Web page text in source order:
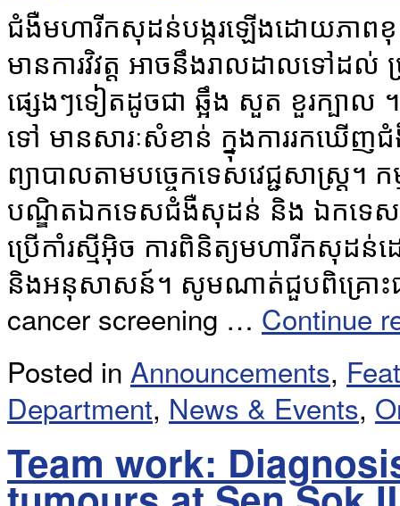
ជំងឺមហារីកសុដន់បង្ករឡើងដោយភាព
មានការវិវត្ត អាចនឹងរាលដាលទៅដ
ផ្សេងៗទៀតដូចជា ឆ្អឹង សួត ខួរក្បា
ទៅ មានសារៈសំខាន់ ក្នុងការរកឃ
ព្យាបាលតាមបច្ចេកទេសវេជ្ជសាស្រ្ត
បណ្ឌិតឯកទេសជំងឺសុដន់ និង ឯកទេសជំ
ប្រើកាំរស្មីអុិច ការពិនិត្យមហារីកសុដ
និងអនុសាសន៍។ សូមណាត់ជួបពិគ្រោះជា
cancer screening … Continue
Posted in Announcements,
Department, News & Events,
Team work: